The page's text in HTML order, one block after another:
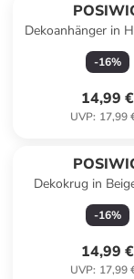
Dekoanhänger in
Ø 22
-16%
14,99 €
UVP: 17,99
Dekokrug in
(H)18,5 cm
-16%
14,99 €
UVP: 17,99